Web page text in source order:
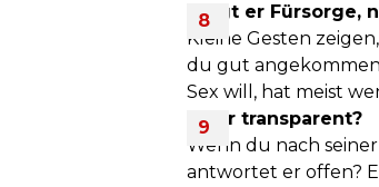
Zeigt er Fürsorge,
Kleine Gesten
du gut
Sex will, hat meist
Ist er transparent?
Wenn du nach
antwortet er offen?